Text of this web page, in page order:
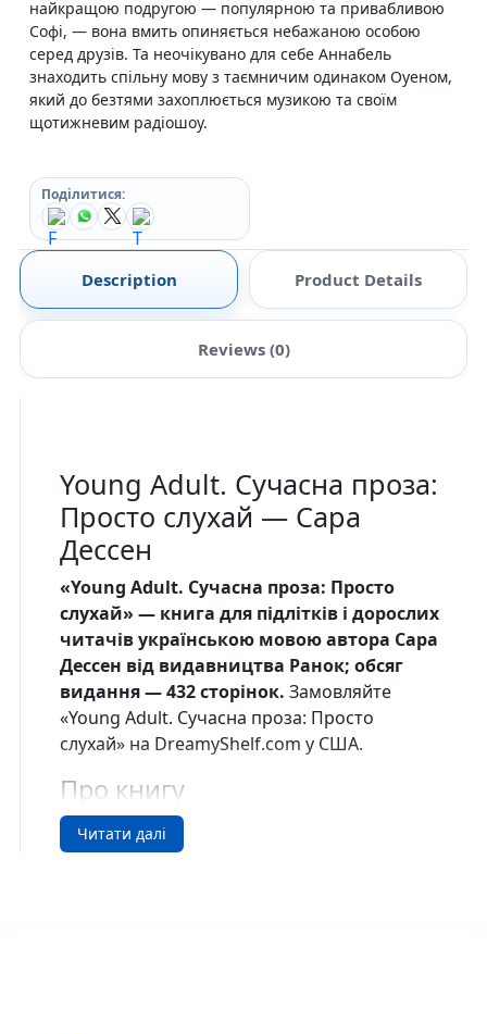
найкращою подругою — популярною та привабливою
Софі, — вона вмить опиняється небажаною особою
серед друзів. Та неочікувано для себе Аннабель
знаходить спільну мову з таємничим одинаком Оуеном,
який до безтями захоплюється музикою та своїм
щотижневим радіошоу.
Поділитися:
Description Product Details
Reviews (0)
Young Adult. Сучасна проза:
Просто слухай — Сара
Дессен
«Young Adult. Сучасна проза: Просто
слухай» — книга для підлітків і дорослих
читачів українською мовою автора Сара
Дессен від видавництва Ранок; обсяг
видання — 432 сторінок. Замовляйте
«Young Adult. Сучасна проза: Просто
слухай» на DreamyShelf.com у США.
Про книгу
Коли Аннабель через хлопця свариться зі
своєю найкращою подругою — популярною
Читати далі